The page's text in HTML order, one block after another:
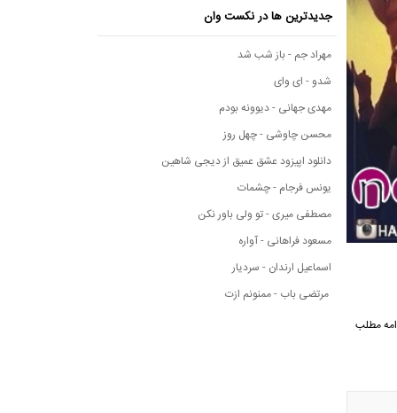
ادامه مطلب
جدیدترین ها در نکست وان
مهراد جم - باز شب شد
شدو - ای وای
مهدی جهانی - دیوونه بودم
محسن چاوشی - چهل روز
دانلود اپیزود عشق عمیق از دیجی شاهین
یونس فرجام - چشمات
مصطفی میری - تو ولی باور نکن
مسعود فراهانی - آواره
اسماعیل ارندان - سردیار
مرتضی باب - ممنونم ازت